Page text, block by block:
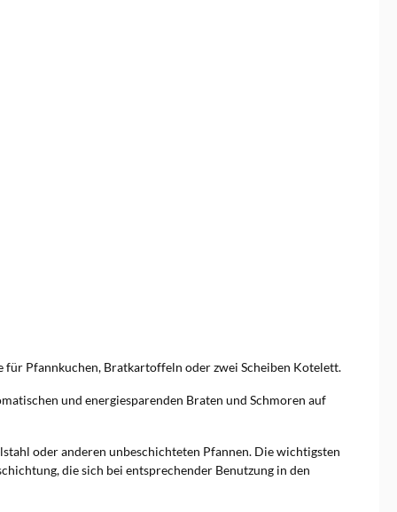
für Pfannkuchen, Bratkartoffeln oder zwei Scheiben Kotelett.
und energiesparenden Braten und Schmoren auf
oder anderen unbeschichteten Pfannen. Die wichtigsten
die sich bei entsprechender Benutzung in den